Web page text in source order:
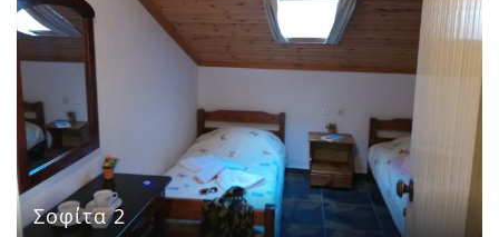
Σοφίτα 2